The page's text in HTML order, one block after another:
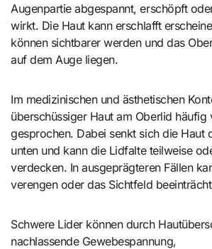
Augenpartie abgespannt, erschöpft
wirkt. Die Haut kann erschlafft
können sichtbarer werden und das
auf dem Auge liegen.
Im medizinischen und ästhetischen
überschüssiger Haut am Oberlid häufig
gesprochen. Dabei senkt sich die Haut
unten und kann die Lidfalte teilweise
verdecken. In ausgeprägteren Fällen
verengen oder das Sichtfeld
Schwere Lider können durch
nachlassende Gewebespannung,